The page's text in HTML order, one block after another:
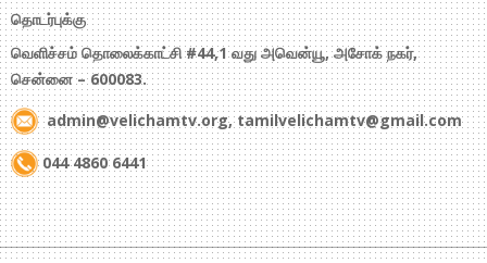
தொடர்புக்கு
வெளிச்சம் தொலைக்காட்சி #44,1 வது அவென்யூ, அசோக் நகர்,
சென்னை – 600083.
admin@velichamtv.org, tamilvelichamtv@gmail.com
044 4860 6441